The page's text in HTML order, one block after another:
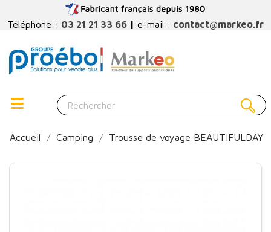
Téléphone : 03 21 21 33 66 | e-mail : contact@markeo.fr
Accueil Camping Trousse de voyage BEAUTIFULDAY